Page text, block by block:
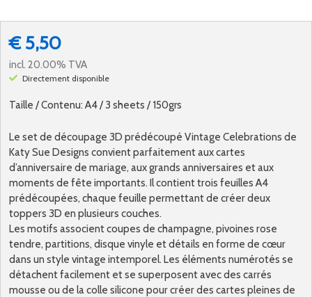
Taille / Contenu: A4 / 3 sheets / 150grs
€ 5,50
incl. 20.00% TVA
Directement disponible
Le set de découpage 3D prédécoupé Vintage Celebrations de
Katy Sue Designs convient parfaitement aux cartes
d’anniversaire de mariage, aux grands anniversaires et aux
moments de fête importants. Il contient trois feuilles A4
prédécoupées, chaque feuille permettant de créer deux
toppers 3D en plusieurs couches.
Les motifs associent coupes de champagne, pivoines rose
tendre, partitions, disque vinyle et détails en forme de cœur
dans un style vintage intemporel. Les éléments numérotés se
détachent facilement et se superposent avec des carrés
mousse ou de la colle silicone pour créer des cartes pleines de